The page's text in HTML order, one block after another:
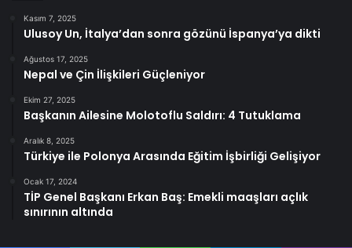
Kasım 7, 2025
Ulusoy Un, İtalya’dan sonra gözünü İspanya’ya dikti
Ağustos 17, 2025
Nepal ve Çin İlişkileri Güçleniyor
Ekim 27, 2025
Başkanın Ailesine Molotoflu Saldırı: 4 Tutuklama
Aralık 8, 2025
Türkiye ile Polonya Arasında Eğitim İşbirliği Gelişiyor
Ocak 17, 2024
TİP Genel Başkanı Erkan Baş: Emekli maaşları açlık
sınırının altında